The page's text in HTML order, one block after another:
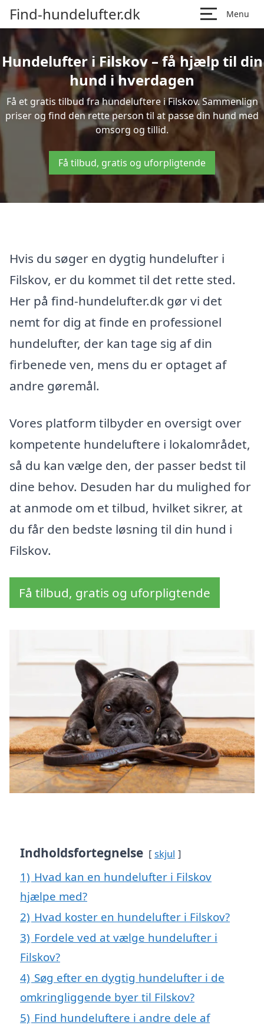
Find-hundelufter.dk Menu
Hundelufter i Filskov – få hjælp til din
hund i hverdagen
Få et gratis tilbud fra hundeluftere i Filskov. Sammenlign
priser og find den rette person til at passe din hund med
omsorg og tillid.
Få tilbud, gratis og uforpligtende
Hvis du søger en dygtig hundelufter i
Filskov, er du kommet til det rette sted.
Her på find-hundelufter.dk gør vi det
nemt for dig at finde en professionel
hundelufter, der kan tage sig af din
firbenede ven, mens du er optaget af
andre gøremål.
Vores platform tilbyder en oversigt over
kompetente hundeluftere i lokalområdet,
så du kan vælge den, der passer bedst til
dine behov. Desuden har du mulighed for
at anmode om et tilbud, hvilket sikrer, at
du får den bedste løsning til din hund i
Filskov.
Få tilbud, gratis og uforpligtende
Indholdsfortegnelse skjul
1) Hvad kan en hundelufter i Filskov
hjælpe med?
2) Hvad koster en hundelufter i Filskov?
3) Fordele ved at vælge hundelufter i
Filskov?
4) Søg efter en dygtig hundelufter i de
omkringliggende byer til Filskov?
5) Find hundeluftere i andre dele af